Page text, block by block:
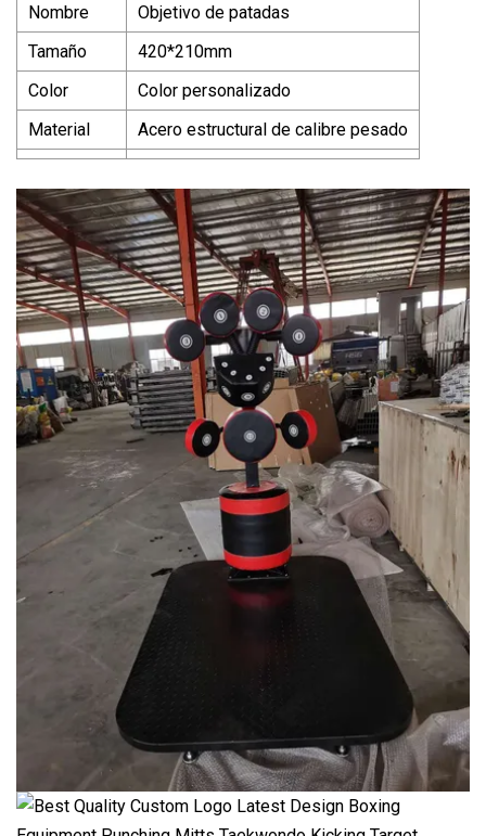
Nombre
Objetivo de patadas
Tamaño
420*210mm
Color
Color personalizado
Material
Acero estructural de calibre pesado